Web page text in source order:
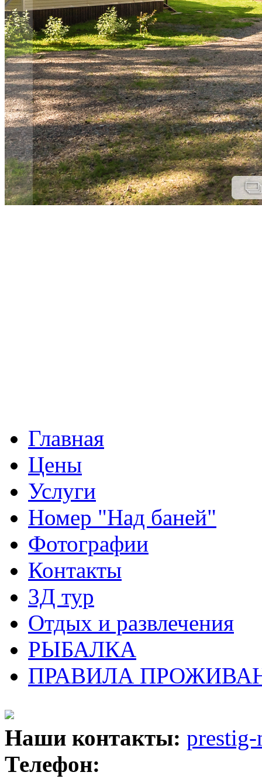
Главная
Цены
Услуги
Номер "Над баней"
Фотографии
Контакты
3Д тур
Отдых и развлечения
РЫБАЛКА
ПРАВИЛА
Наши контакты:
Телефон: